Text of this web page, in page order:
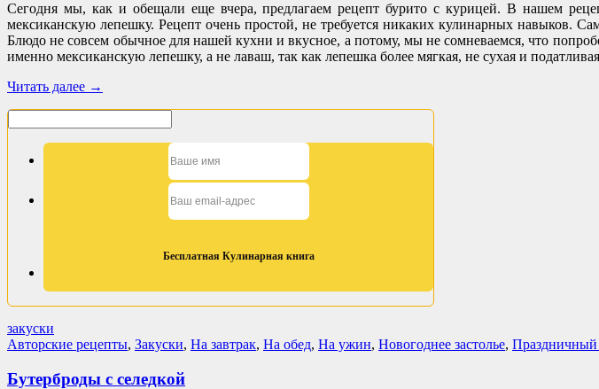
Сегодня мы, как и обещали еще вчера, предлагаем рецепт бурито с курицей. В нашем
мексиканскую лепешку. Рецепт очень простой, не требуется никаких кулинарных навыков.
Блюдо не совсем обычное для нашей кухни и вкусное, а потому, мы не сомневаемся, что
именно мексиканскую лепешку, а не лаваш, так как лепешка более мягкая, не сухая и
Читать далее →
закуски
Авторские рецепты, Закуски, На завтрак, На обед, На ужин, Новогоднее застолье, Праздничный
Бутерброды с селедкой